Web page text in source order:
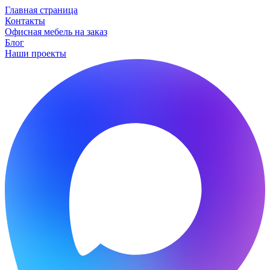
Главная страница
Контакты
Офисная мебель на заказ
Блог
Наши проекты